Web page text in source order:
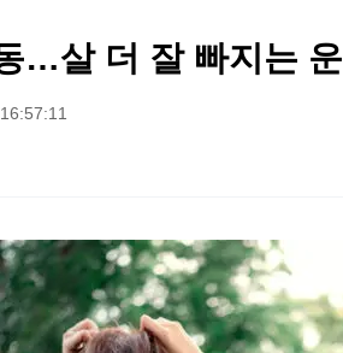
…살 더 잘 빠지는
활체육실천광장(… 2026 생활체